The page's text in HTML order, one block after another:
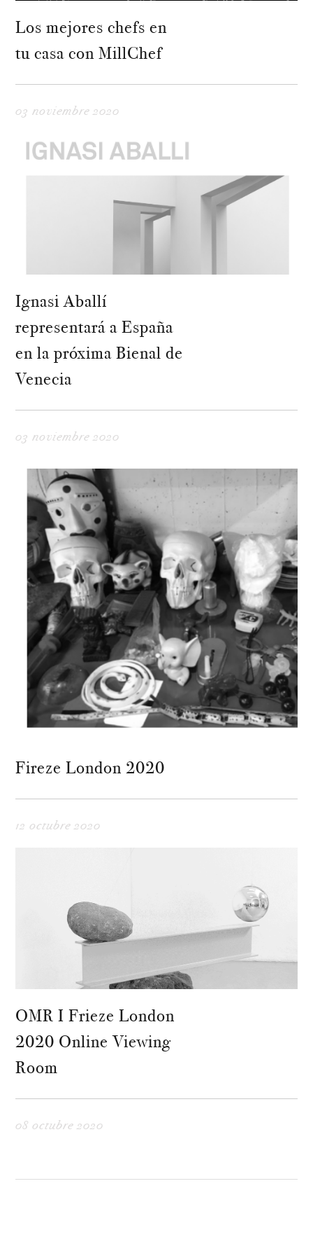
Los mejores chefs en
tu casa con MillChef
03 noviembre 2020
Ignasi Aballí
representará a España
en la próxima Bienal de
Venecia
03 noviembre 2020
Fireze London 2020
12 octubre 2020
OMR I Frieze London
2020 Online Viewing
Room
08 octubre 2020